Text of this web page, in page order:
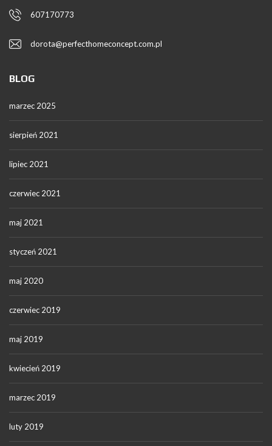
607170773
dorota@perfecthomeconcept.com.pl
BLOG
marzec 2025
sierpień 2021
lipiec 2021
czerwiec 2021
maj 2021
styczeń 2021
maj 2020
czerwiec 2019
maj 2019
kwiecień 2019
marzec 2019
luty 2019